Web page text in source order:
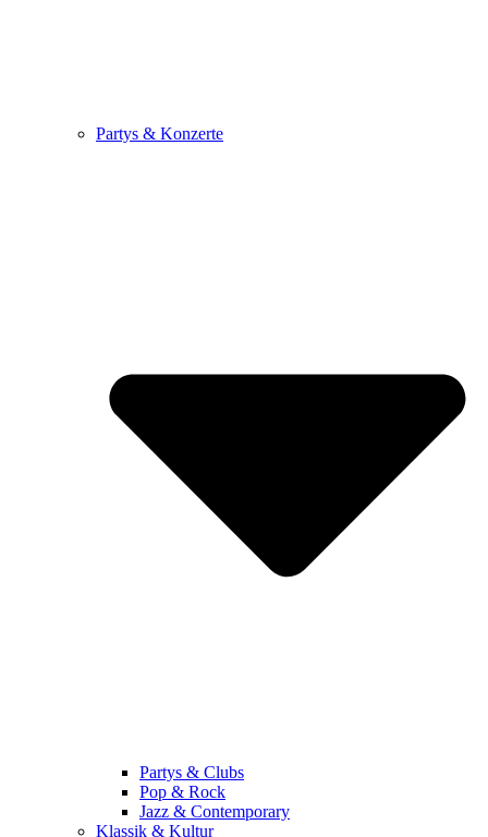
Partys & Konzerte
Partys & Clubs
Pop & Rock
Jazz & Contemporary
Klassik & Kultur